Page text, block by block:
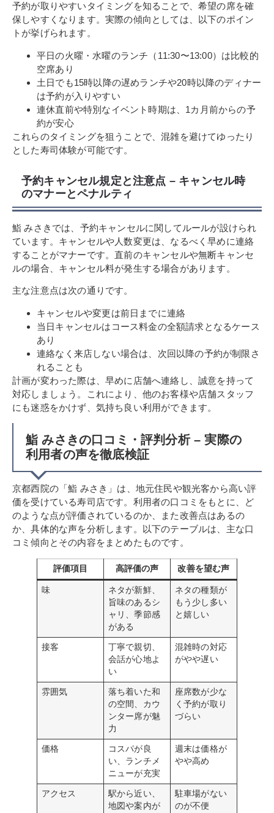
予約が取りやすいタイミングを知ることで、希望の席を確
保しやすくなります。実際の傾向としては、以下のポイン
トが挙げられます。
平日の火曜・水曜のランチ（11:30〜13:00）は比較的
空席あり
土日でも15時以降の遅めランチや20時以降のディナー
は予約が入りやすい
連休直前や特別なイベント時期は、1カ月前からの予
約が安心
これらのタイミングを狙うことで、混雑を避けてゆったり
とした寿司体験が可能です。
予約キャンセル規定と注意点 – キャンセル時
のマナーとペナルティ
鮨 みさきでは、予約キャンセルに関してルールが設けられ
ています。キャンセルや人数変更は、なるべく早めに連絡
することがマナーです。直前のキャンセルや無断キャンセ
ルの場合、キャンセル料が発生する場合があります。
主な注意点は次の通りです。
キャンセルや変更は前日までに連絡
当日キャンセルはコース料金の全額請求となるケース
あり
連絡なく来店しない場合は、次回以降の予約が制限さ
れることも
計画が変わった際は、早めに店舗へ連絡し、誠意を持って
対応しましょう。これにより、他のお客様や店舗スタッフ
にも迷惑をかけず、気持ち良い利用ができます。
鮨 みさきの口コミ・評判分析 – 実際の
利用者の声を徹底検証
京都西院の「鮨 みさき」は、地元住民や観光客から高い評
価を受けている寿司店です。利用者の口コミをもとに、ど
のような点が評価されているのか、また改善点はあるの
か、具体的な声を分析します。以下のテーブルは、主な口
コミ傾向とその内容をまとめたものです。
評価項目 高評価の声 改善を望む声
味
ネタが新鮮、
旨味のあるシ
ャリ、季節感
がある
ネタの種類が
もう少し多い
と嬉しい
接客
丁寧で親切、
会話が心地よ
い
混雑時の対応
がやや遅い
雰囲気
落ち着いた和
の空間、カウ
ンター席が魅
力
座席数が少な
く予約が取り
づらい
価格
コスパが良
い、ランチメ
ニューが充実
週末は価格が
やや高め
アクセス
駅から近い、
地図や案内が
駐車場がない
のが不便